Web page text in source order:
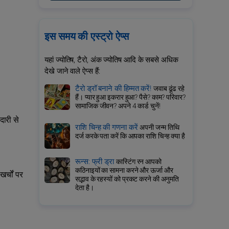
से
पर
इस समय की एस्ट्रो ऐप्स
यहां ज्योतिष, टैरो, अंक ज्योतिष आदि के सबसे अधिक
देखे जाने वाले ऐप्स हैं:
टैरो ड्रॉ बनाने की हिम्मत करें!जवाब ढूंढ रहे
हैं। प्यार हुआ इकरार हुआ? पैसे? काम? परिवार?
सामाजिक जीवन? अपने 4 कार्ड चुनें!
राशि चिन्ह की गणना करेंअपनी जन्म तिथि
दर्ज करके पता करें कि आपका राशि चिन्ह क्या है
रून्स: फ्री ड्राकास्टिंग रन आपको
कठिनाइयों का सामना करने और ऊर्जा और
सद्भाव के रहस्यों को प्रकट करने की अनुमति
देता है।